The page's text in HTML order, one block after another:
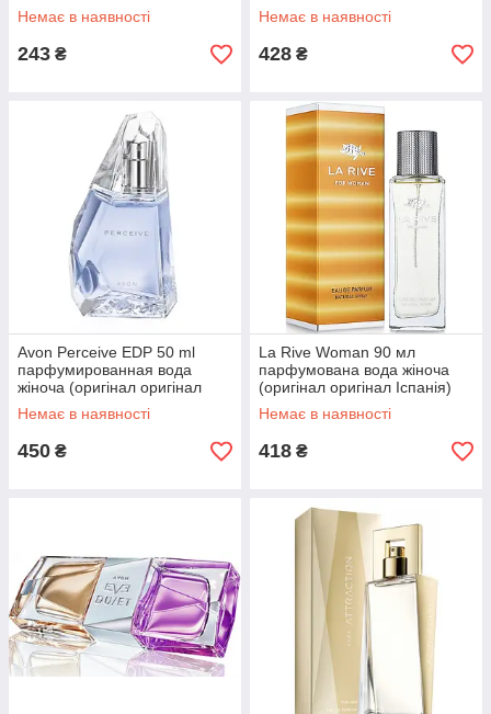
Немає в наявності
243 ₴
Немає в наявності
428 ₴
Avon Perceive EDP 50 ml
парфумированная вода
жіноча (оригінал оригінал
Польща)
Немає в наявності
450 ₴
La Rive Woman 90 мл
парфумована вода жіноча
(оригінал оригінал Іспанія)
Немає в наявності
418 ₴